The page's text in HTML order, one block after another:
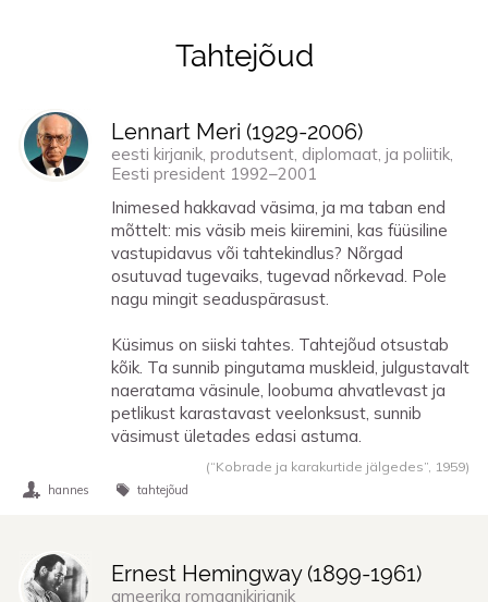
Tsitaadid teemaltahtejõud
Tahtejõud
Lennart Meri (1929-2006)
eesti kirjanik, produtsent, diplomaat, ja poliitik,
Eesti president 1992–2001
Inimesed hakkavad väsima, ja ma taban end
mõttelt: mis väsib meis kiiremini, kas füüsiline
vastupidavus või tahtekindlus? Nõrgad
osutuvad tugevaiks, tugevad nõrkevad. Pole
nagu mingit seaduspärasust.
Küsimus on siiski tahtes. Tahtejõud otsustab
kõik. Ta sunnib pingutama muskleid, julgustavalt
naeratama väsinule, loobuma ahvatlevast ja
petlikust karastavast veelonksust, sunnib
väsimust ületades edasi astuma.
(“Kobrade ja karakurtide jälgedes”, 1959)
hannes tahtejõud
Ernest Hemingway (1899-1961)
ameerika romaanikirjanik